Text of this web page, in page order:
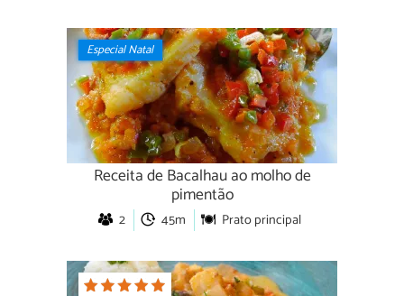
Especial Natal
Receita de Bacalhau ao molho de
pimentão
2 45m Prato principal